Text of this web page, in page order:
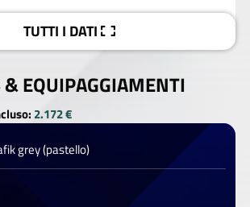
TUTTI I DATI
&EQUIPAGGIAMENTI
2.172 €
grey (pastello)